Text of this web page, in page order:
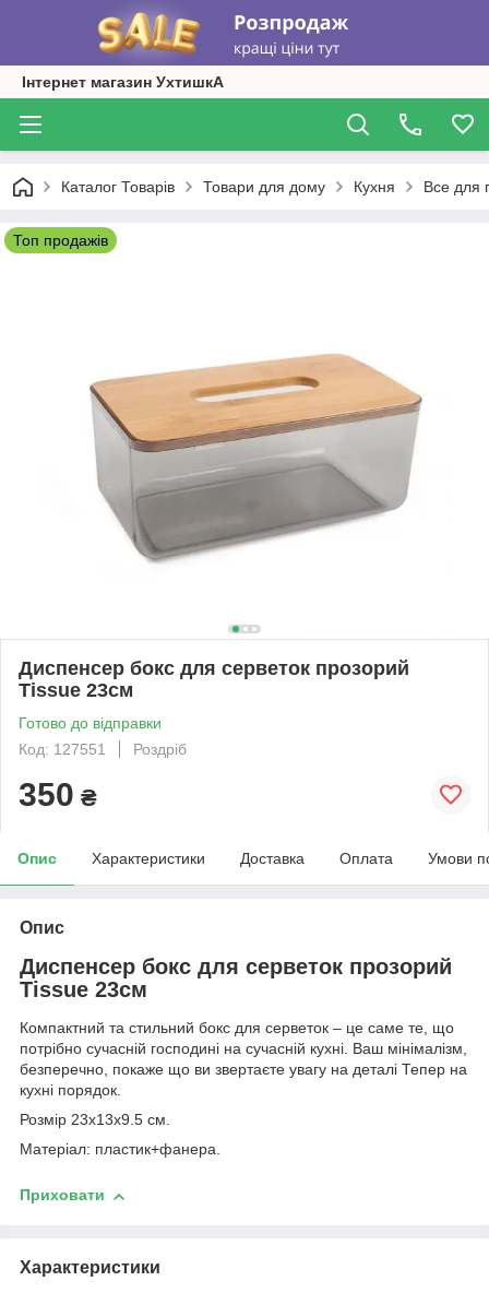
Інтернет магазин УхтишкА
Каталог Товарів Товари для дому Кухня Все для
Топ продажів
Диспенсер бокс для серветок прозорий
Tissue 23см
Готово до відправки
Код: 127551
Роздріб
350 ₴
Опис Характеристики Доставка Оплата Умови
Опис
Диспенсер бокс для серветок прозорий
Tissue 23см
Компактний та стильний бокс для серветок – це саме те, що
потрібно сучасній господині на сучасній кухні. Ваш мінімалізм,
безперечно, покаже що ви звертаєте увагу на деталі Тепер на
кухні порядок.
Розмір 23х13х9.5 см.
Матеріал: пластик+фанера.
Приховати
Характеристики